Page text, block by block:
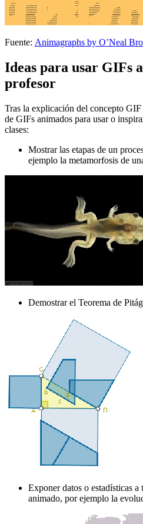
Fuente: Animagraphs by O’Neal
Ideas para usar GIFs
profesor
Tras la explicación del concepto
de GIFs animados para usar o
clases:
Mostrar las etapas de un
ejemplo la metamorfosis de
Demostrar el Teorema de
Exponer datos o estadísticas
animado, por ejemplo la